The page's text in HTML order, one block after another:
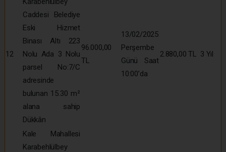
12
Caddesi Belediye
Eski Hizmet
Binası Altı 223
Nolu Ada 3 Nolu
parsel No:7/C
adresinde
bulunan 15.30 m²
alana sahip
Dükkân
96.000,00
TL
13/02/2025
Perşembe
Günü Saat
10:00’da
2.880,00 TL 3 Yıl
Kale Mahallesi
Karabehlülbey